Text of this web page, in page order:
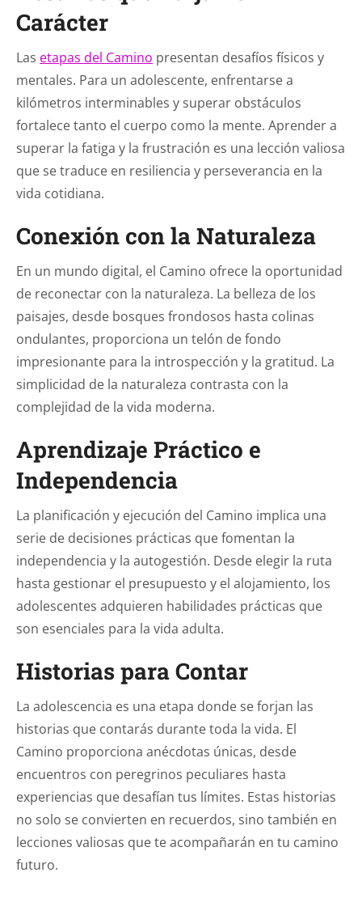
Carácter
Las etapas del Camino presentan desafíos físicos y
mentales. Para un adolescente, enfrentarse a
kilómetros interminables y superar obstáculos
fortalece tanto el cuerpo como la mente. Aprender a
superar la fatiga y la frustración es una lección valiosa
que se traduce en resiliencia y perseverancia en la
vida cotidiana.
Conexión con la Naturaleza
En un mundo digital, el Camino ofrece la oportunidad
de reconectar con la naturaleza. La belleza de los
paisajes, desde bosques frondosos hasta colinas
ondulantes, proporciona un telón de fondo
impresionante para la introspección y la gratitud. La
simplicidad de la naturaleza contrasta con la
complejidad de la vida moderna.
Aprendizaje Práctico e
Independencia
La planificación y ejecución del Camino implica una
serie de decisiones prácticas que fomentan la
independencia y la autogestión. Desde elegir la ruta
hasta gestionar el presupuesto y el alojamiento, los
adolescentes adquieren habilidades prácticas que
son esenciales para la vida adulta.
Historias para Contar
La adolescencia es una etapa donde se forjan las
historias que contarás durante toda la vida. El
Camino proporciona anécdotas únicas, desde
encuentros con peregrinos peculiares hasta
experiencias que desafían tus límites. Estas historias
no solo se convierten en recuerdos, sino también en
lecciones valiosas que te acompañarán en tu camino
futuro.